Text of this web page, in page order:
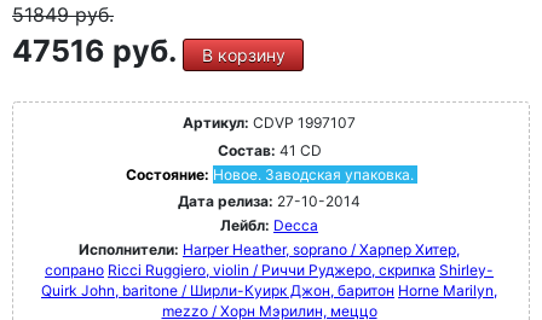
51849руб.
47516 руб. В корзину
Артикул: CDVP 1997107
Состав: 41 CD
Состояние: Новое. Заводская упаковка.
Дата релиза: 27-10-2014
Лейбл: Decca
Исполнители: Harper Heather, soprano / Харпер Хитер,
сопрано Ricci Ruggiero, violin / Риччи Руджеро, скрипка Shirley-
Quirk John, baritone / Ширли-Куирк Джон, баритон Horne Marilyn,
mezzo / Хорн Мэрилин, меццо